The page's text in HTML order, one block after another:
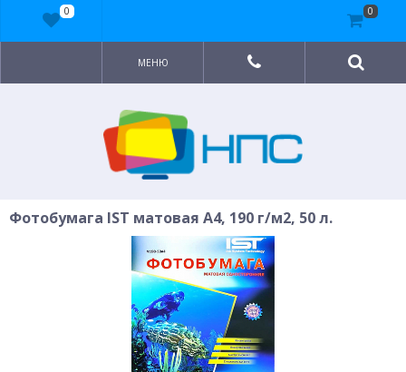
МЕНЮ
Фотобумага IST матовая A4, 190 г/м2, 50 л.
0 0